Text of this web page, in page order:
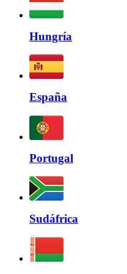
Hungría
España
Portugal
Sudáfrica